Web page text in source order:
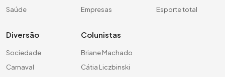
Saúde
Empresas
Esporte total
Diversão
Sociedade
Carnaval
Colunistas
Briane Machado
Cátia Liczbinski